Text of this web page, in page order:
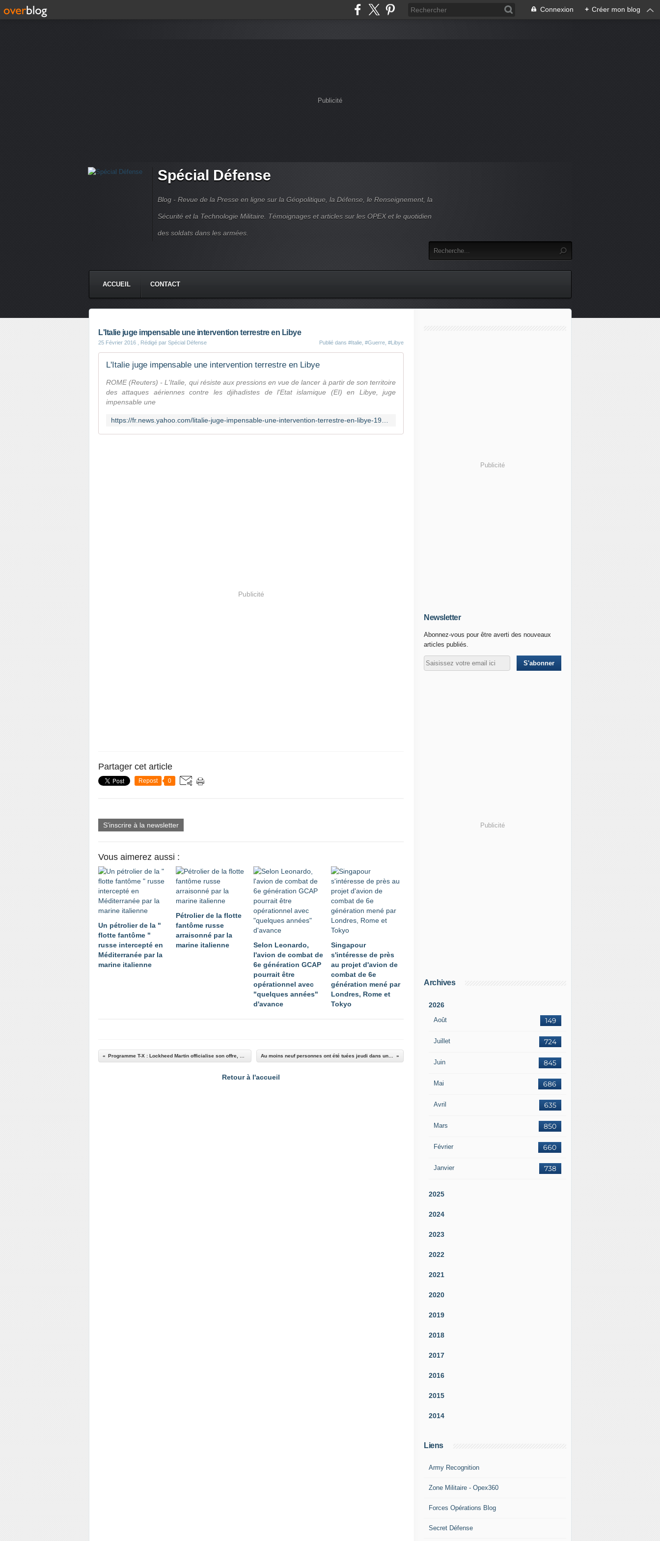
Connexion + Créer mon blog
Publicité
Spécial Défense
Blog - Revue de la Presse en ligne sur la Géopolitique, la Défense, le Renseignement, la
Sécurité et la Technologie Militaire. Témoignages et articles sur les OPEX et le quotidien
des soldats dans les armées.
ACCUEIL CONTACT
L'Italie juge impensable une intervention terrestre en Libye
25 Février 2016 , Rédigé par Spécial Défense Publié dans #Italie #Guerre #Libye
L'Italie juge impensable une intervention terrestre en Libye
ROME (Reuters) - L'Italie, qui résiste aux pressions en vue de lancer à partir de son territoire
des attaques aériennes contre les djihadistes de l'Etat islamique (EI) en Libye, juge
impensable une
Publicité
Partager cet article
Repost 0
S'inscrire à la newsletter
Vous aimerez aussi :
Un pétrolier de la "
flotte fantôme "
russe intercepté en
Méditerranée par la
marine italienne
Pétrolier de la flotte
fantôme russe
arraisonné par la
marine italienne
Selon Leonardo,
l'avion de combat de
6e génération GCAP
pourrait être
opérationnel avec
"quelques années"
d'avance
Singapour
s'intéresse de près
au projet d'avion de
combat de 6e
génération mené par
Londres, Rome et
Tokyo
Au moins neuf personnes ont été tuées jeudi dans un double attentat suicide contre un lieu de culte chiite dans le nord-ouest de Bagdad
Retour à l'accueil
Publicité
Newsletter
Abonnez-vous pour être averti des nouveaux
articles publiés.
Publicité
Archives
2026
Août 149
Juillet 724
Juin 845
Mai 686
Avril 635
Mars 850
Février 660
Janvier 738
2025
2024
2023
2022
2021
2020
2019
2018
2017
2016
2015
2014
Liens
Army Recognition
Zone Militaire - Opex360
Forces Opérations Blog
Secret Défense